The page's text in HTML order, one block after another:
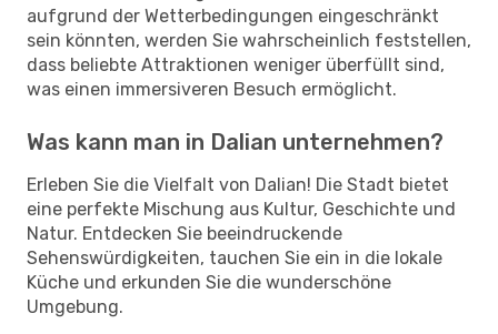
aufgrund der Wetterbedingungen eingeschränkt
sein könnten, werden Sie wahrscheinlich feststellen,
dass beliebte Attraktionen weniger überfüllt sind,
was einen immersiveren Besuch ermöglicht.
Was kann man in Dalian unternehmen?
Erleben Sie die Vielfalt von Dalian! Die Stadt bietet
eine perfekte Mischung aus Kultur, Geschichte und
Natur. Entdecken Sie beeindruckende
Sehenswürdigkeiten, tauchen Sie ein in die lokale
Küche und erkunden Sie die wunderschöne
Umgebung.